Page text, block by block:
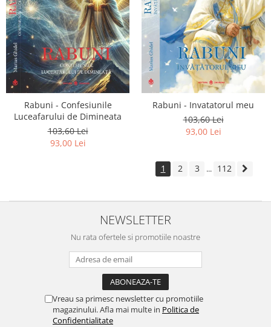
Rabuni - Confesiunile
Luceafarului de Dimineata
103,60 Lei
93,00 Lei
Rabuni - Invatatorul meu
103,60 Lei
93,00 Lei
1 2 3 ... 112
NEWSLETTER
Nu rata ofertele si promotiile noastre
Vreau sa primesc newsletter cu promotiile
magazinului. Afla mai multe in Politica de
Confidentialitate